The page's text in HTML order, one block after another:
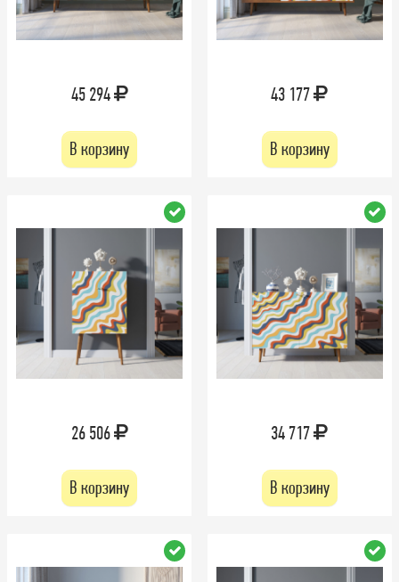
45 294
В корзину
43 177
В корзину
26 506
В корзину
34 717
В корзину